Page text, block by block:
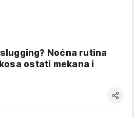
Noćna rutina
ostati mekana i